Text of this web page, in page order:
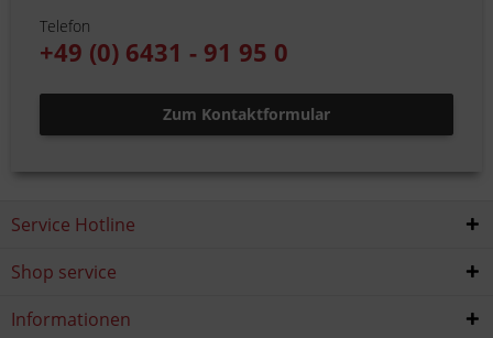
Telefon
+49 (0) 6431 - 91 95 0
Zum Kontaktformular
Service Hotline
Shop service
Informationen